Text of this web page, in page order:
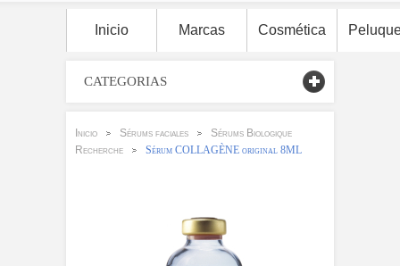
Inicio Marcas Cosmética
CATEGORIAS
Inicio
Sérums faciales
>
Sérums Biologique
Recherche
Sérum COLLAGÈNE original 8ML